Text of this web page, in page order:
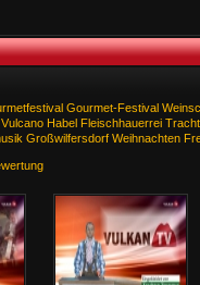
Gourmet-Festival
Vulcano Habel Fleischhauerrei
Großwilfersdorf Weihnachten